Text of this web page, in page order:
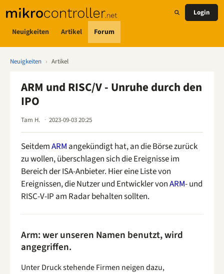
Neuigkeiten Artikel Forum
Login
Neuigkeiten › Artikel
ARM und RISC/V - Unruhe durch den
IPO
Tam H. 2023-09-03 20:25
SeitdemARM angekündigt hat, an die Börse zurück
zu wollen, überschlagen sich die Ereignisse im
Bereich der ISA-Anbieter. Hier eine Liste von
Ereignissen, die Nutzer und Entwickler vonARM- und
RISC-V-IP am Radar behalten sollten.
Arm: wer unseren Namen benutzt, wird
angegriffen.
Unter Druck stehende Firmen neigen dazu,